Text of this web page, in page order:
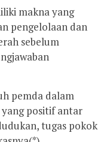
makna yang
pengelolaan dan
sebelum
pemda dalam
positif antar
tugas pokok